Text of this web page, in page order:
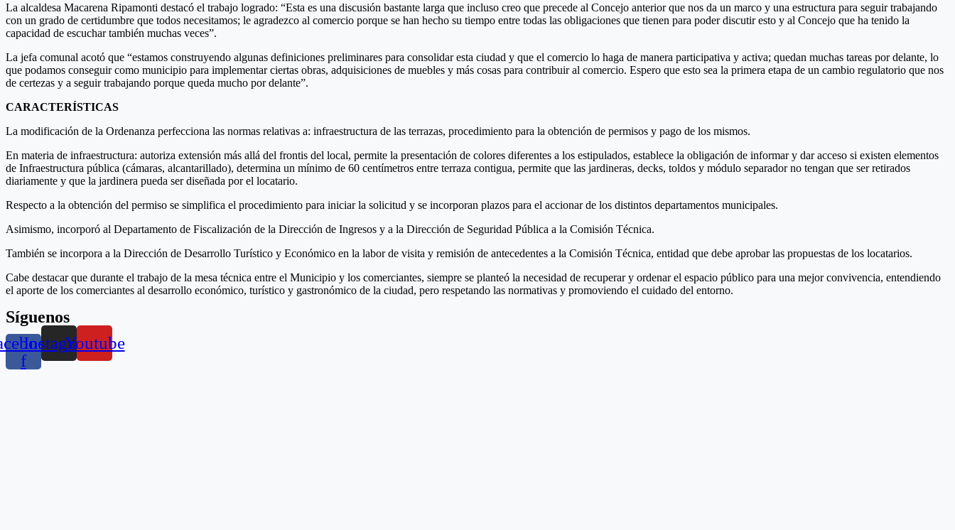
La alcaldesa Macarena Ripamonti destacó el trabajo logrado: “Esta es una discusión bastante larga que incluso creo que precede al Concejo anterior que nos da un marco y una estructura para seguir trabajando
con un grado de certidumbre que todos necesitamos; le agradezco al comercio porque se han hecho su tiempo entre todas las obligaciones que tienen para poder discutir esto y al Concejo que ha tenido la
capacidad de escuchar también muchas veces”.
La jefa comunal acotó que “estamos construyendo algunas definiciones preliminares para consolidar esta ciudad y que el comercio lo haga de manera participativa y activa; quedan muchas tareas por delante, lo
que podamos conseguir como municipio para implementar ciertas obras, adquisiciones de muebles y más cosas para contribuir al comercio. Espero que esto sea la primera etapa de un cambio regulatorio que nos
de certezas y a seguir trabajando porque queda mucho por delante”.
CARACTERÍSTICAS
La modificación de la Ordenanza perfecciona las normas relativas a: infraestructura de las terrazas, procedimiento para la obtención de permisos y pago de los mismos.
En materia de infraestructura: autoriza extensión más allá del frontis del local, permite la presentación de colores diferentes a los estipulados, establece la obligación de informar y dar acceso si existen elementos
de Infraestructura pública (cámaras, alcantarillado), determina un mínimo de 60 centímetros entre terraza contigua, permite que las jardineras, decks, toldos y módulo separador no tengan que ser retirados
diariamente y que la jardinera pueda ser diseñada por el locatario.
Respecto a la obtención del permiso se simplifica el procedimiento para iniciar la solicitud y se incorporan plazos para el accionar de los distintos departamentos municipales.
Asimismo, incorporó al Departamento de Fiscalización de la Dirección de Ingresos y a la Dirección de Seguridad Pública a la Comisión Técnica.
También se incorpora a la Dirección de Desarrollo Turístico y Económico en la labor de visita y remisión de antecedentes a la Comisión Técnica, entidad que debe aprobar las propuestas de los locatarios.
Cabe destacar que durante el trabajo de la mesa técnica entre el Municipio y los comerciantes, siempre se planteó la necesidad de recuperar y ordenar el espacio público para una mejor convivencia, entendiendo
el aporte de los comerciantes al desarrollo económico, turístico y gastronómico de la ciudad, pero respetando las normativas y promoviendo el cuidado del entorno.
Síguenos
f
InstagramYoutube